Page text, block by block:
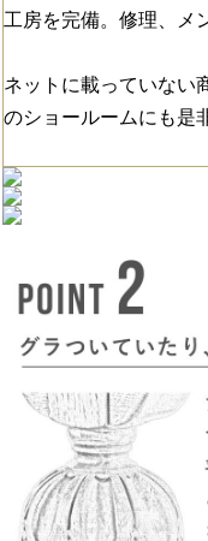
工房を完備。修理、メ
ネットに載っていない
のショールームにも是